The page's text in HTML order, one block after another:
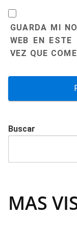
GUARDA MI
WEB EN ESTE
VEZ QUE
Buscar
MAS